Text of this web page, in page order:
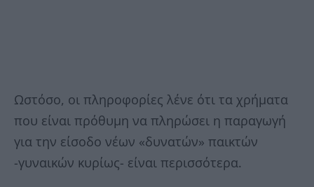
Ωστόσο, οι πληροφορίες λένε ότι τα χρήματα
που είναι πρόθυμη να πληρώσει η παραγωγή
για την είσοδο νέων «δυνατών» παικτών
-γυναικών κυρίως- είναι περισσότερα.